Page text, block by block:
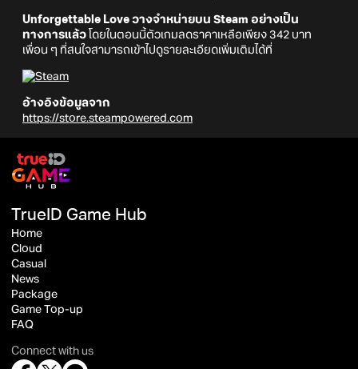
Unforgettable Love วางจำหน่ายบน Steam อย่างเป็น
ทางการแล้ว โดยในตอนนี้ตัวเกมลดราคาเหลือเพียง 342 บาท
เพื่อน ๆ ที่สนใจสามารถเข้าไปดูรายละเอียดเพิ่มเติมได้ที่
อ้างอิงข้อมูลจาก
https://store.steampowered.com
TrueID Game Hub
Home
Cloud
Casual
News
Package
Game Top-up
FAQ
Connect with us